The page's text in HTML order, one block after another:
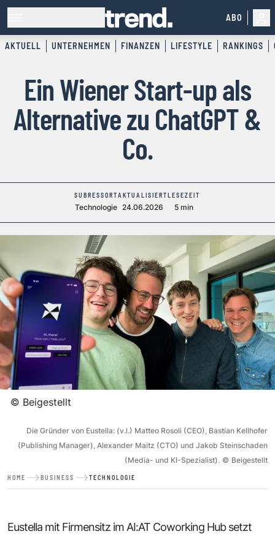
ABO
AKTUELL UNTERNEHMEN FINANZEN LIFESTYLE RANKINGS
Ein Wiener Start-up als
Alternative zu ChatGPT &
Co.
SUBRESSORT
Technologie
AKTUALISIERT
24.06.2026
LESEZEIT
5 min
© Beigestellt
Die Gründer von Eustella: (v.l.) Matteo Rosoli (CEO), Bastian Kellhofer
(Publishing Manager), Alexander Maitz (CTO) und Jakob Steinschaden
(Media- und KI-Spezialist). © Beigestellt
HOME BUSINESS TECHNOLOGIE
Eustella mit Firmensitz im AI:AT Coworking Hub setzt